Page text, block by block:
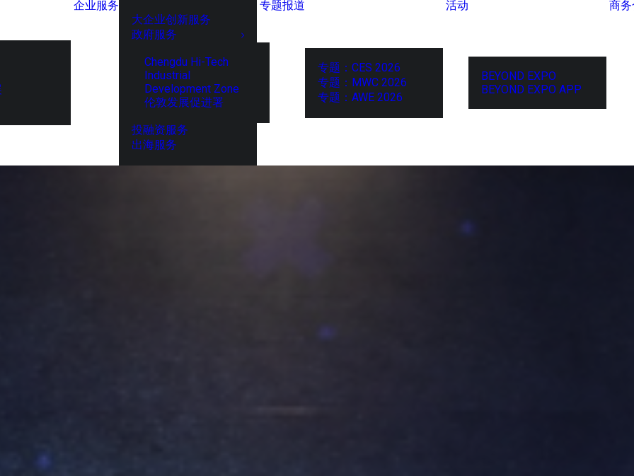
企业服务
大企业创新服务
政府服务
Chengdu Hi-Tech
Industrial
Development Zone
伦敦发展促进署
投融资服务
出海服务
专题报道
专题：CES 2026
专题：MWC 2026
专题：AWE 2026
活动
BEYOND EXPO
BEYOND EXPO APP
商